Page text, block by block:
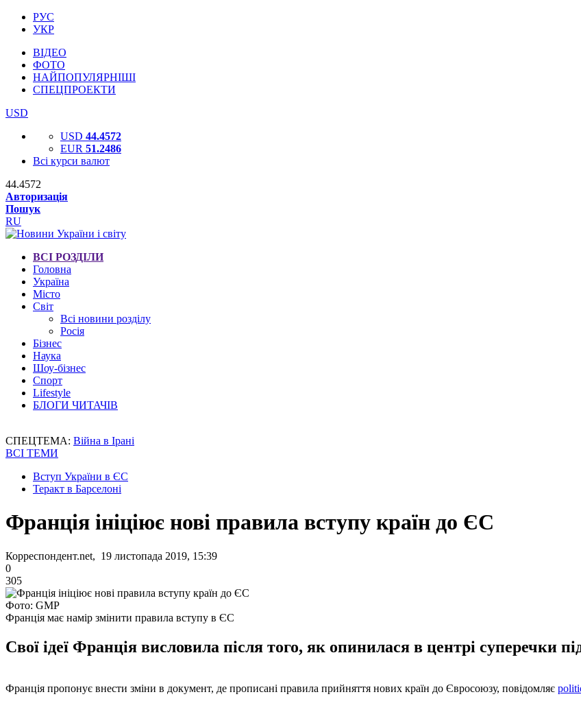
РУС
УКР
ВІДЕО
ФОТО
НАЙПОПУЛЯРНІШІ
СПЕЦПРОЕКТИ
USD
USD 44.4572
EUR 51.2486
Всі курси валют
44.4572
Авторизація
Пошук
RU
ВСІ РОЗДІЛИ
Головна
Україна
Місто
Світ
Всі новини розділу
Росія
Бізнес
Наука
Шоу-бізнес
Спорт
Lifestyle
БЛОГИ ЧИТАЧІВ
СПЕЦТЕМА: Війна в Ірані
ВСІ ТЕМИ
Вступ України в ЄС
Теракт в Барселоні
Франція ініціює нові правила вступу країн до ЄС
Корреспондент.net, 19 листопада 2019, 15:39
0
305
Фото: GMP
Франція має намір змінити правила вступу в ЄС
Свої ідеї Франція висловила після того, як опинилася в центрі суперечки
Франція пропонує внести зміни в документ, де прописані правила прийняття нових країн до Євросоюзу, повідомляє